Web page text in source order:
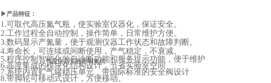
▶产品特征：
1.可取代高压氮气瓶，使实验室仪器化，保证安全。
2.工作过程全自动控制，操作简单，日常维护方便。
3.数码显示产氮量，便于观测仪器工作状态和故障判断。
4.寿命长，可连续或间断使用，产气稳定，不衰减。
5.程序控制智能化的自诊断功能和服务提示功能，便于维护
6.高度集成的模块化结构设计，节省实验室空间
7.系统内置贮气罐稳压单元，带国际标准的安全阀设计
8.带脚轮可移动式设计，方便移动。